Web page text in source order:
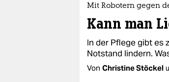
gesellschaft
kultur
sport
Mit Robotern gegen
Kann man
In der Pflege gibt es
Notstand lindern.
Von Christine Stöckel